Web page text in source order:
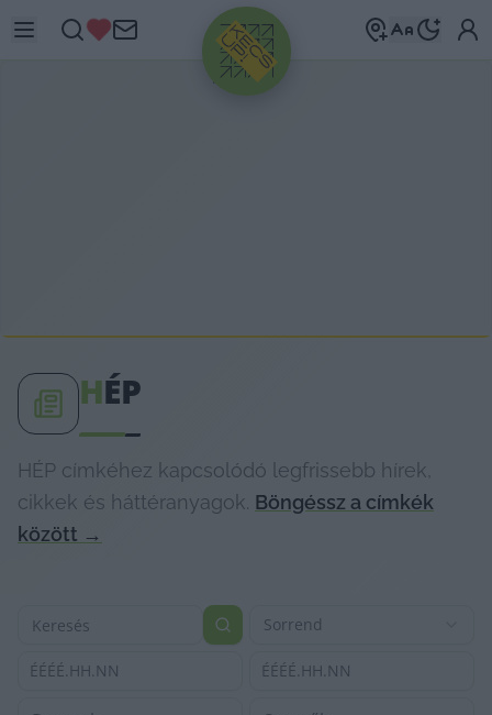
HIRDETÉS
HÉP
HÉP címkéhez kapcsolódó legfrissebb hírek,
cikkek és háttéranyagok. Böngéssz a címkék
között →
Sorrend
ÉÉÉÉ.HH.NN ÉÉÉÉ.HH.NN